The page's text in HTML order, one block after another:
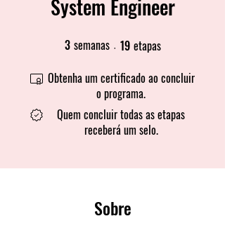
System Engineer
3 semanas 3 semanas
19 etapas
Obtenha um certificado ao concluir
o programa.
Quem concluir todas as etapas
receberá um selo.
Sobre